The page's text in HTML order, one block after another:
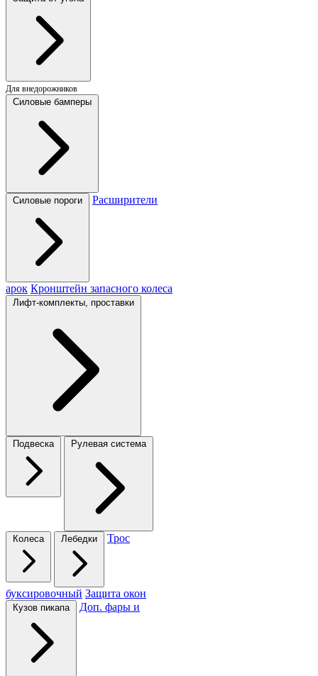
Для внедорожников
Силовые бамперы
Силовые пороги Расширители
арок Кронштейн запасного колеса
Лифт-комплекты, проставки
Подвеска Рулевая система
Колеса Лебедки Трос
буксировочный Защита окон
Кузов пикапа Доп. фары и